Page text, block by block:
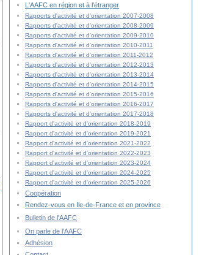
L'AAFC en région et à l'étranger
Rapports d'activité et d'orientation 2007-2008
Rapports d'activité et d'orientation 2008-2009
Rapports d'activité et d'orientation 2009-2010
Rapports d'activité et d'orientation 2010-2011
Rapports d'activité et d'orientation 2011-2012
Rapports d'activité et d'orientation 2012-2013
Rapports d'activité et d'orientation 2013-2014
Rapports d'activité et d'orientation 2014-2015
Rapports d'activité et d'orientation 2015-2016
Rapports d'activité et d'orientation 2016-2017
Rapports d'activité et d'orientation 2017-2018
Rapport d'activité et d'orientation 2018-2019
Rapport d'activité et d'orientation 2019-2021
Rapport d'activité et d'orientation 2021-2022
Rapport d'activité et d'orientation 2022-2023
Rapport d'activité et d'orientation 2023-2024
Rapport d'activité et d'orientation 2024-2025
Rapport d'activité et d'orientation 2025-2026
Coopération
Rendez-vous en Ile-de-France et en province
Bulletin de l'AAFC
On parle de l'AAFC
Adhésion